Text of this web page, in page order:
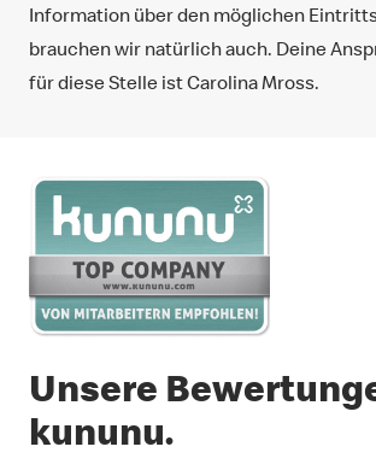
Information über den möglichen
brauchen wir natürlich auch. Deine
für diese Stelle ist Carolina Mross.
Unsere
kununu.